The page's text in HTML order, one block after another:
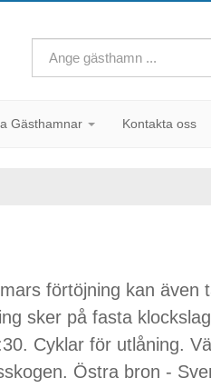
Gästhamnar Kontakta oss
förtöjning kan även
sker på fasta
Cyklar för utlåning.
Östra bron -